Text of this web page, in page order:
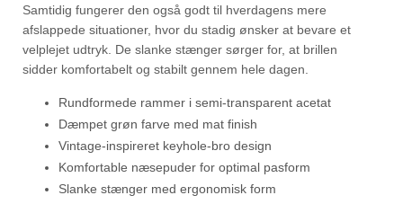
Samtidig fungerer den også godt til hverdagens mere
afslappede situationer, hvor du stadig ønsker at bevare et
velplejet udtryk. De slanke stænger sørger for, at brillen
sidder komfortabelt og stabilt gennem hele dagen.
Rundformede rammer i semi-transparent acetat
Dæmpet grøn farve med mat finish
Vintage-inspireret keyhole-bro design
Komfortable næsepuder for optimal pasform
Slanke stænger med ergonomisk form